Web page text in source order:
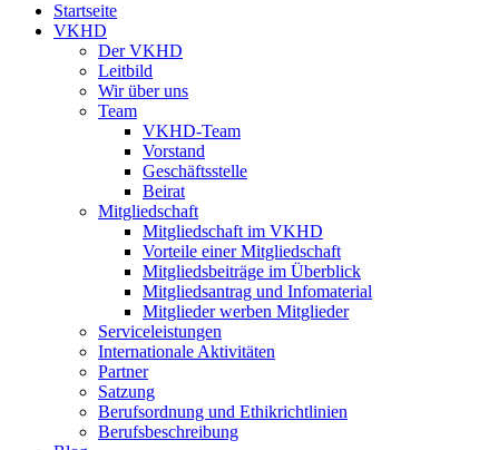
Startseite
VKHD
Der VKHD
Leitbild
Wir über uns
Team
VKHD-Team
Vorstand
Geschäftsstelle
Beirat
Mitgliedschaft
Mitgliedschaft im VKHD
Vorteile einer Mitgliedschaft
Mitgliedsbeiträge im Überblick
Mitgliedsantrag und Infomaterial
Mitglieder werben Mitglieder
Serviceleistungen
Internationale Aktivitäten
Partner
Satzung
Berufsordnung und Ethikrichtlinien
Berufsbeschreibung